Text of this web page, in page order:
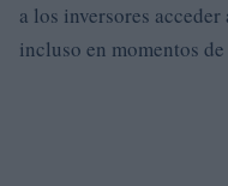
a los inversores
incluso en momentos de